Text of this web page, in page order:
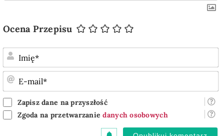
Ocena Przepisu
Zapisz dane na przyszłość
Zgoda na przetwarzaniedanych osobowych